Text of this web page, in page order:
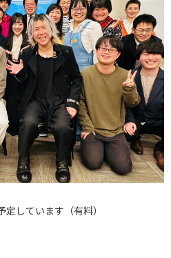
しています（有料）